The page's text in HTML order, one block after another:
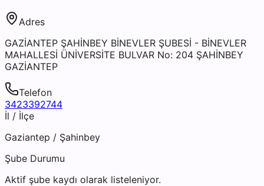
Adres
GAZİANTEP ŞAHİNBEY BİNEVLER ŞUBESİ - BİNEVLER
MAHALLESİ ÜNİVERSİTE BULVAR No: 204 ŞAHİNBEY
GAZİANTEP
Telefon
3423392744
İl / İlçe
Gaziantep / Şahinbey
Şube Durumu
Aktif şube kaydı olarak listeleniyor.